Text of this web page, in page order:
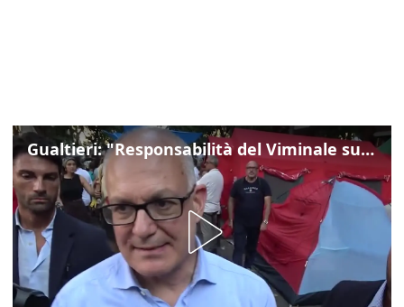
Gualtieri: "Responsabilità del Viminale su Spin Time? La posizione dei partiti è nota"